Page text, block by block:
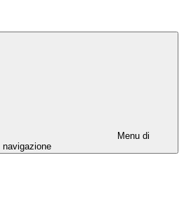
Menu di
navigazione